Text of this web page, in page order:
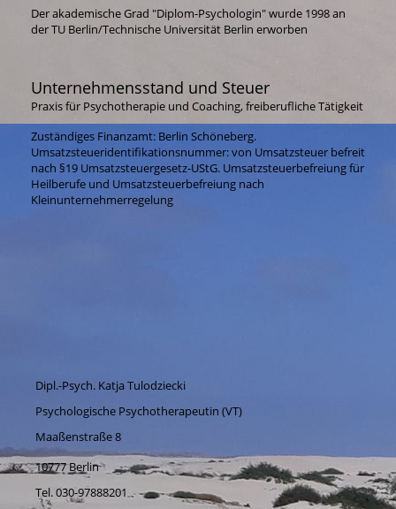
Der akademische Grad "Diplom-Psychologin" wurde 1998 an
der TU Berlin/Technische Universität Berlin erworben
Unternehmensstand und Steuer
Praxis für Psychotherapie und Coaching, freiberufliche Tätigkeit
Zuständiges Finanzamt: Berlin Schöneberg.
Umsatzsteueridentifikationsnummer: von Umsatzsteuer befreit
nach §19 Umsatzsteuergesetz-UStG. Umsatzsteuerbefreiung für
Heilberufe und Umsatzsteuerbefreiung nach
Kleinunternehmerregelung
Dipl.-Psych. Katja Tulodziecki
Psychologische Psychotherapeutin (VT)
Maaßenstraße 8
10777 Berlin
Tel. 030-97888201